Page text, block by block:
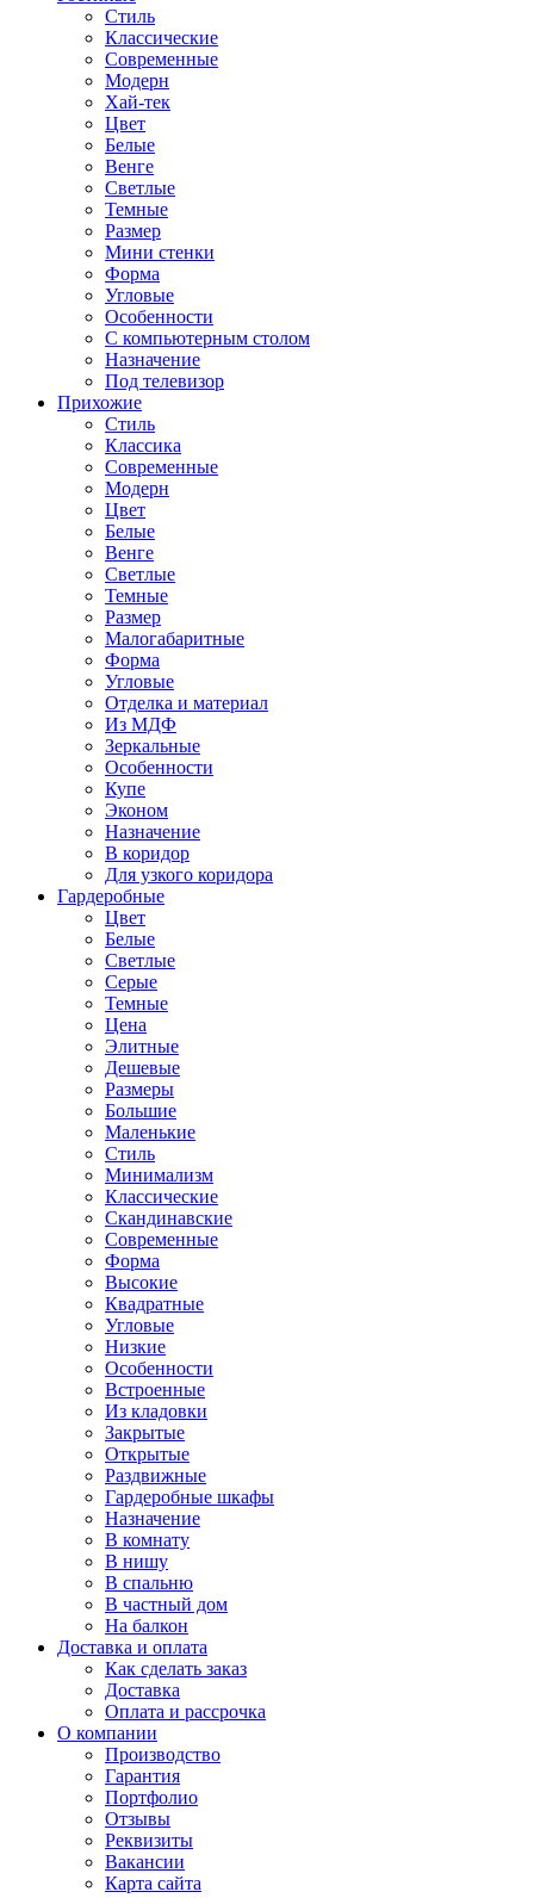
Стиль
Классические
Современные
Модерн
Хай-тек
Цвет
Белые
Венге
Светлые
Темные
Размер
Мини стенки
Форма
Угловые
Особенности
С компьютерным столом
Назначение
Под телевизор
Прихожие
Стиль
Классика
Современные
Модерн
Цвет
Белые
Венге
Светлые
Темные
Размер
Малогабаритные
Форма
Угловые
Отделка и материал
Из МДФ
Зеркальные
Особенности
Купе
Эконом
Назначение
В коридор
Для узкого коридора
Гардеробные
Цвет
Белые
Светлые
Серые
Темные
Цена
Элитные
Дешевые
Размеры
Большие
Маленькие
Стиль
Минимализм
Классические
Скандинавские
Современные
Форма
Высокие
Квадратные
Угловые
Низкие
Особенности
Встроенные
Из кладовки
Закрытые
Открытые
Раздвижные
Гардеробные шкафы
Назначение
В комнату
В нишу
В спальню
В частный дом
На балкон
Доставка и оплата
Как сделать заказ
Доставка
Оплата и рассрочка
О компании
Производство
Гарантия
Портфолио
Отзывы
Реквизиты
Вакансии
Карта сайта